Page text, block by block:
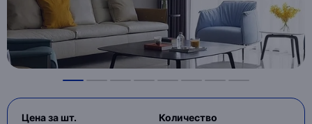
Цена за шт. Количество